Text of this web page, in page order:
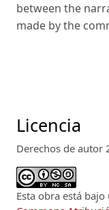
between the
made by the
Licencia
Derechos de autor
Esta obra está